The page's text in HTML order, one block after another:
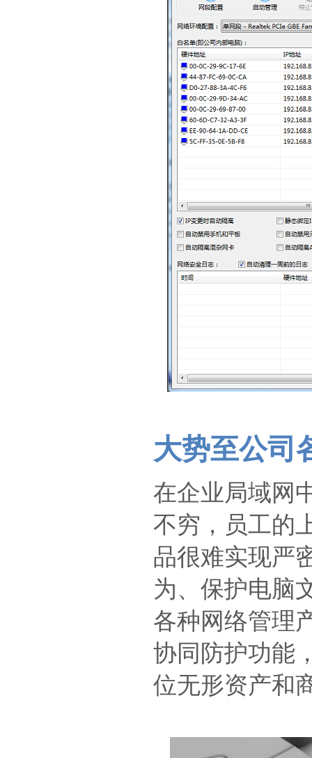
大势至公司
在企业局域网
不穷，员工的
品很难实现严
为、保护电脑
各种网络管理
协同防护功能
位无形资产和